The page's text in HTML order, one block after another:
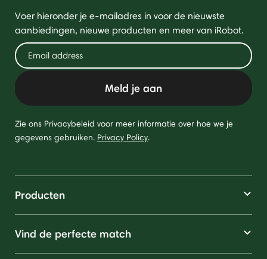
Voer hieronder je e-mailadres in voor de nieuwste
aanbiedingen, nieuwe producten en meer van iRobot.
Meld je aan
Zie ons Privacybeleid voor meer informatie over hoe we je
gegevens gebruiken. Privacy Policy.
Producten
Vind de perfecte match